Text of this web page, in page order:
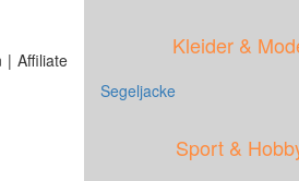
| Affiliate
Kleider &
Segeljacke
Sport &